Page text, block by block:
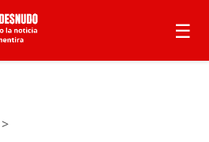
☰
>